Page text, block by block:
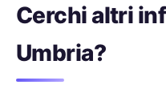
Cerchi altri
Umbria?